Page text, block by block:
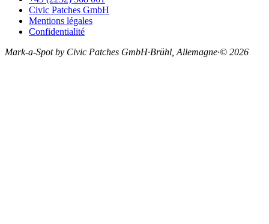
Civic Patches GmbH
Mentions légales
Confidentialité
Mark-a-Spot by Civic Patches GmbH·Brühl, Allemagne·© 2026